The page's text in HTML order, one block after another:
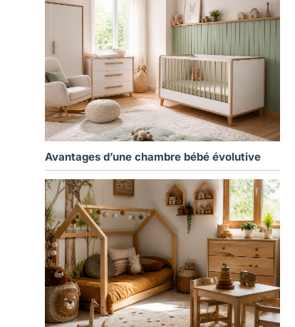
Avantages d’une chambre bébé évolutive